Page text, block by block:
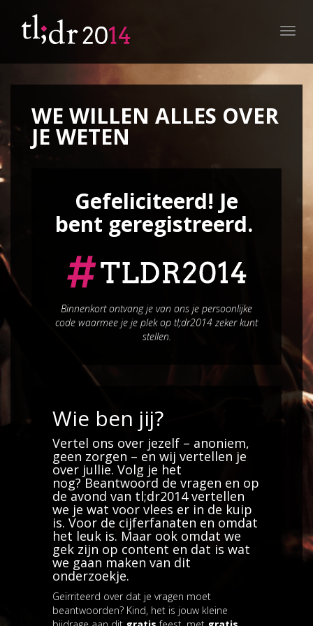
WE WILLEN ALLES OVER
JE WETEN
Gefeliciteerd! Je
bent geregistreerd.
Binnenkort ontvang je van ons je persoonlijke
code waarmee je je plek op tl;dr2014 zeker kunt
stellen.
Wie ben jij?
Vertel ons over jezelf – anoniem,
geen zorgen – en wij vertellen je
over jullie. Volg je het
nog? Beantwoord de vragen en op
de avond van tl;dr2014 vertellen
we je wat voor vlees er in de kuip
is. Voor de cijferfanaten en omdat
het leuk is. Maar ook omdat we
gek zijn op content en dat is wat
we gaan maken van dit
onderzoekje.
Geïrriteerd over dat je vragen moet
beantwoorden? Kind, het is jouw kleine